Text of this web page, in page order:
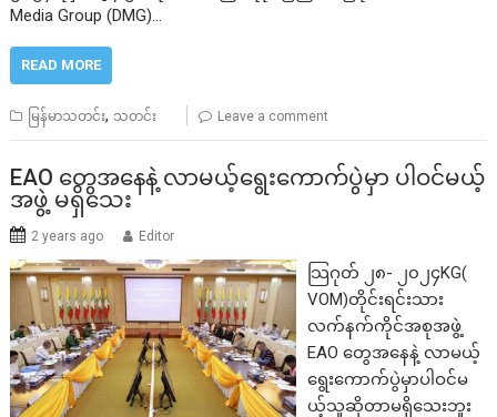
Media Group (DMG)…
READ MORE
မြန်မာသတင်း, သတင်း Leave a comment
EAO တွေအနေနဲ့ လာမယ့်ရွေးကောက်ပွဲမှာ ပါဝင်မယ့်
အဖွဲ့ မရှိသေး
2 years ago Editor
သြဂုတ် ၂၈- ၂၀၂၄KG(
VOM)တိုင်းရင်းသား
လက်နက်ကိုင်အစုအဖွဲ့
EAO တွေအနေနဲ့ လာမယ့်
ရွေးကောက်ပွဲမှာပါဝင်မ
ယ့်သူဆိုတာမရှိသေးဘူး